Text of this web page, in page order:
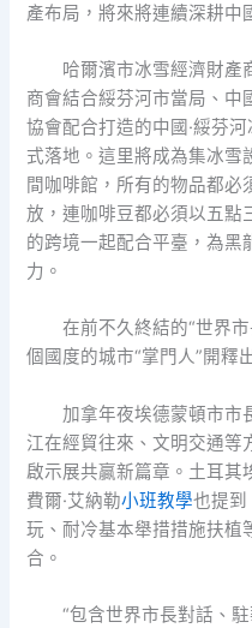
產布局，將來將連續深耕中
哈爾濱市冰雪經濟財產
商會結合綏芬河市當局、中
協會配合打造的中國·綏芬
式落地。這里將成為集冰雪
間咖啡館，所有的物品都必
放，連咖啡豆都必須以五點
的跨境一起配合平臺，為黑
力。
在前不久終結的“世界
個國度的城市“掌門人”開釋
加拿年夜埃德蒙頓市市
江在經貿往來、文明交通等
啟示展共贏新篇章。土耳其
費爾·艾納勒小班教學也提到
玩、耐冷基本舉措措施扶植
合。
“包含世界市長對話、